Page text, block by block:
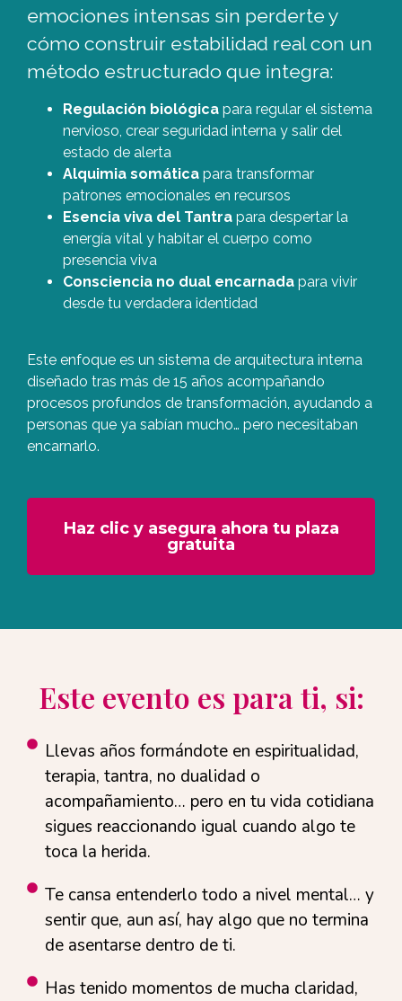
emociones intensas sin perderte y
cómo construir estabilidad real con un
método estructurado que integra:
Regulación biológica para regular el sistema
nervioso, crear seguridad interna y salir del
estado de alerta
Alquimia somática para transformar
patrones emocionales en recursos
Esencia viva del Tantra para despertar la
energía vital y habitar el cuerpo como
presencia viva
Consciencia no dual encarnada para vivir
desde tu verdadera identidad
Este enfoque es un sistema de arquitectura interna
diseñado tras más de 15 años acompañando
procesos profundos de transformación, ayudando a
personas que ya sabían mucho… pero necesitaban
encarnarlo.
Haz clic y asegura ahora tu plaza
gratuita
Este evento es para ti, si:
Llevas años formándote en espiritualidad,
terapia, tantra, no dualidad o
acompañamiento… pero en tu vida cotidiana
sigues reaccionando igual cuando algo te
toca la herida.
Te cansa entenderlo todo a nivel mental… y
sentir que, aun así, hay algo que no termina
de asentarse dentro de ti.
Has tenido momentos de mucha claridad,